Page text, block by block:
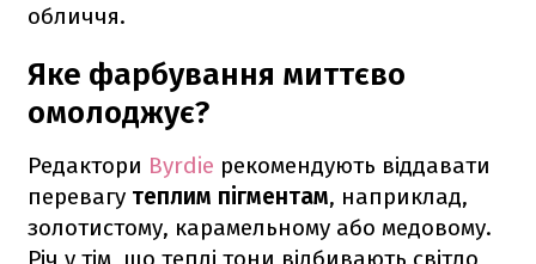
обличчя.
Яке фарбування миттєво
омолоджує?
Редактори Byrdie рекомендують віддавати
перевагу теплим пігментам, наприклад,
золотистому, карамельному або медовому.
Річ у тім, що теплі тони відбивають світло,